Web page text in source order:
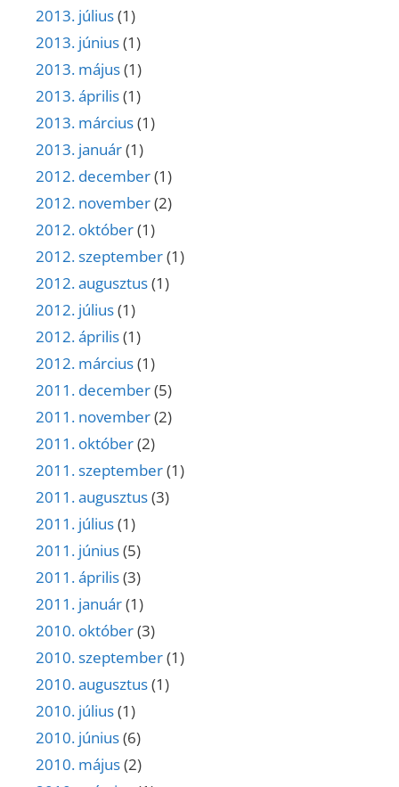
2013. július(1)
2013. június(1)
2013. május(1)
2013. április(1)
2013. március(1)
2013. január(1)
2012. december(1)
2012. november(2)
2012. október(1)
2012. szeptember(1)
2012. augusztus(1)
2012. július(1)
2012. április(1)
2012. március(1)
2011. december(5)
2011. november(2)
2011. október(2)
2011. szeptember(1)
2011. augusztus(3)
2011. július(1)
2011. június(5)
2011. április(3)
2011. január(1)
2010. október(3)
2010. szeptember(1)
2010. augusztus(1)
2010. július(1)
2010. június(6)
2010. május(2)